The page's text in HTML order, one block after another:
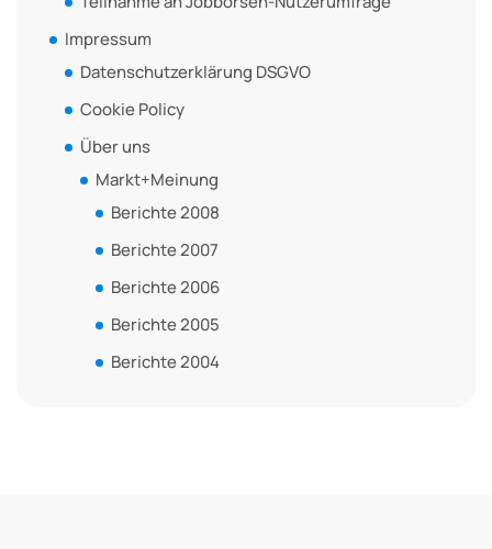
Impressum
Datenschutzerklärung DSGVO
Cookie Policy
Über uns
Markt+Meinung
Berichte 2008
Berichte 2007
Berichte 2006
Berichte 2005
Berichte 2004